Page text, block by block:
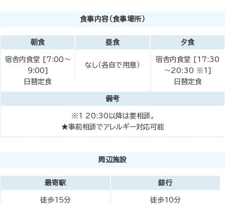
食事内容（食事場所）
朝食
宿舎内食堂 [7:00～
9:00]
日替定食
昼食
なし（各自で用意）
夕食
宿舎内食堂 [17:30
～20:30 ※1]
日替定食
備考
※1 20:30以降は要相談。
★事前相談でアレルギー対応可能
周辺施設
最寄駅
徒歩15分
銀行
徒歩10分